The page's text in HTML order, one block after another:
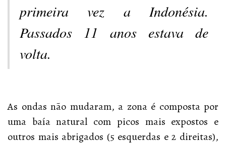
primeira vez a Indonésia.
Passados 11 anos estava de
volta.
As ondas não mudaram, a zona é composta por
uma baía natural com picos mais expostos e
outros mais abrigados (5 esquerdas e 2 direitas),